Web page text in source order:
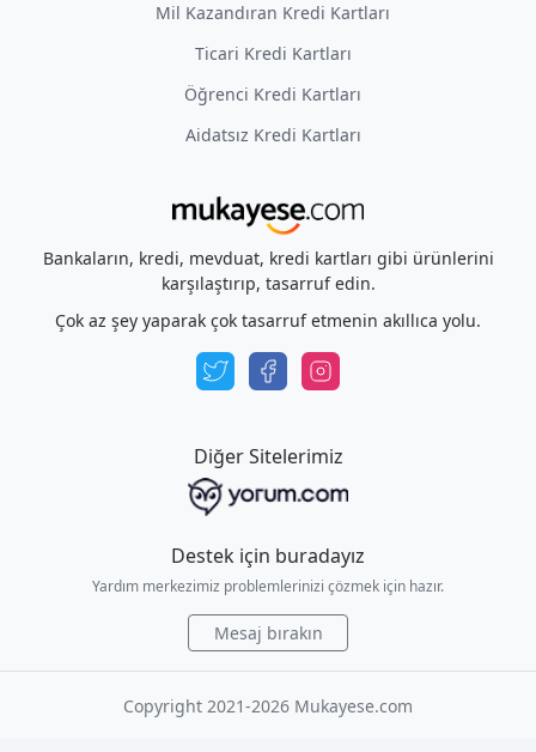
Mil Kazandıran Kredi Kartları
Ticari Kredi Kartları
Öğrenci Kredi Kartları
Aidatsız Kredi Kartları
Bankaların, kredi, mevduat, kredi kartları gibi ürünlerini
karşılaştırıp, tasarruf edin.
Çok az şey yaparak çok tasarruf etmenin akıllıca yolu.
Diğer Sitelerimiz
Destek için buradayız
Yardım merkezimiz problemlerinizi çözmek için hazır.
Mesaj bırakın
Copyright 2021-2026 Mukayese.com